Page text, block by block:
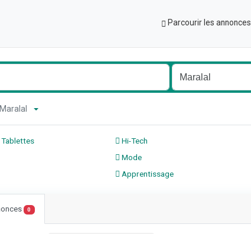
Parcourir les annonces
Hi-Tech
Mode
Apprentissage
0